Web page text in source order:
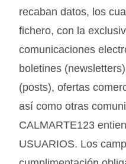
recaban datos, los
fichero, con la
comunicaciones
boletines
(posts), ofertas
así como otras
CALMARTE123
USUARIOS. Los